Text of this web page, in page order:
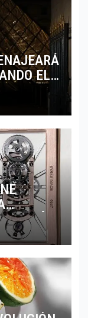
EL